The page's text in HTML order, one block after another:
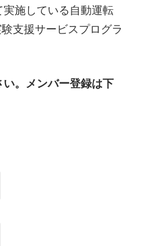
施している自動運転
支援サービスプログラ
。メンバー登録は下